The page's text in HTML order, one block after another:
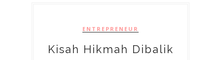
ENTREPRENEUR
Kisah Hikmah Dibalik